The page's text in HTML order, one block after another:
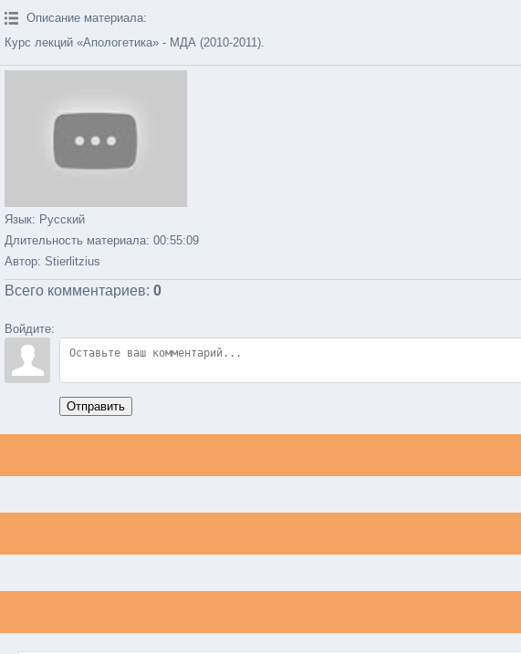
Описание материала:
Курс лекций «Апологетика» - МДА (2010-2011).
Язык: Русский
Длительность материала: 00:55:09
Автор: Stierlitzius
Всего комментариев: 0
Войдите:
Отправить